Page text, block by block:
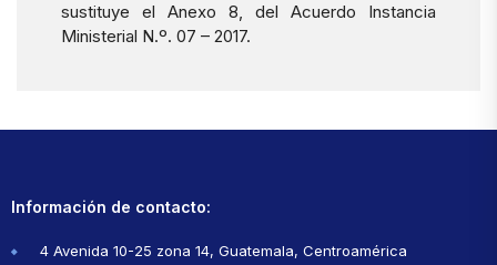
sustituye el Anexo 8, del Acuerdo Instancia
Ministerial N.º. 07 – 2017.
Información de contacto:
4 Avenida 10-25 zona 14, Guatemala, Centroamérica